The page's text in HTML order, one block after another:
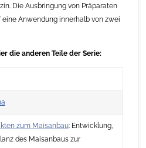
Die Ausbringung von Präparaten
Anwendung innerhalb von zwei
die anderen Teile der Serie:
zum Maisanbau: Entwicklung,
des Maisanbaus zur